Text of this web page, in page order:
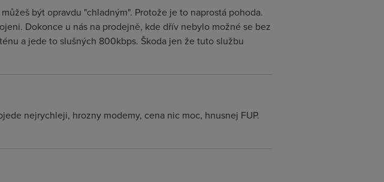
být opravdu "chladným". Protože je to naprostá pohoda.
Dokonce u nás na prodejně, kde dřív nebylo možné se bez
a jede to slušných 800kbps. Škoda jen že tuto službu
nejrychleji, hrozny modemy, cena nic moc, hnusnej FUP.